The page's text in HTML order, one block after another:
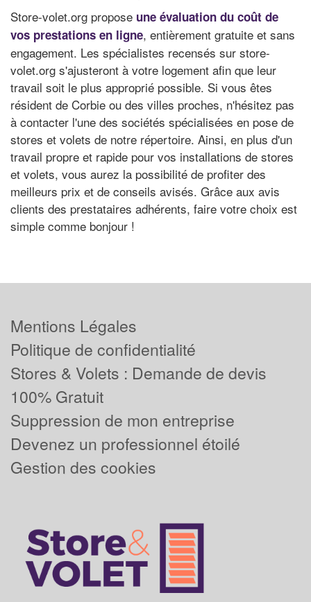
Store-volet.org propose une évaluation du coût de
vos prestations en ligne, entièrement gratuite et sans
engagement. Les spécialistes recensés sur store-
volet.org s'ajusteront à votre logement afin que leur
travail soit le plus approprié possible. Si vous êtes
résident de Corbie ou des villes proches, n'hésitez pas
à contacter l'une des sociétés spécialisées en pose de
stores et volets de notre répertoire. Ainsi, en plus d'un
travail propre et rapide pour vos installations de stores
et volets, vous aurez la possibilité de profiter des
meilleurs prix et de conseils avisés. Grâce aux avis
clients des prestataires adhérents, faire votre choix est
simple comme bonjour !
Mentions Légales
Politique de confidentialité
Stores & Volets : Demande de devis
100% Gratuit
Suppression de mon entreprise
Devenez un professionnel étoilé
Gestion des cookies